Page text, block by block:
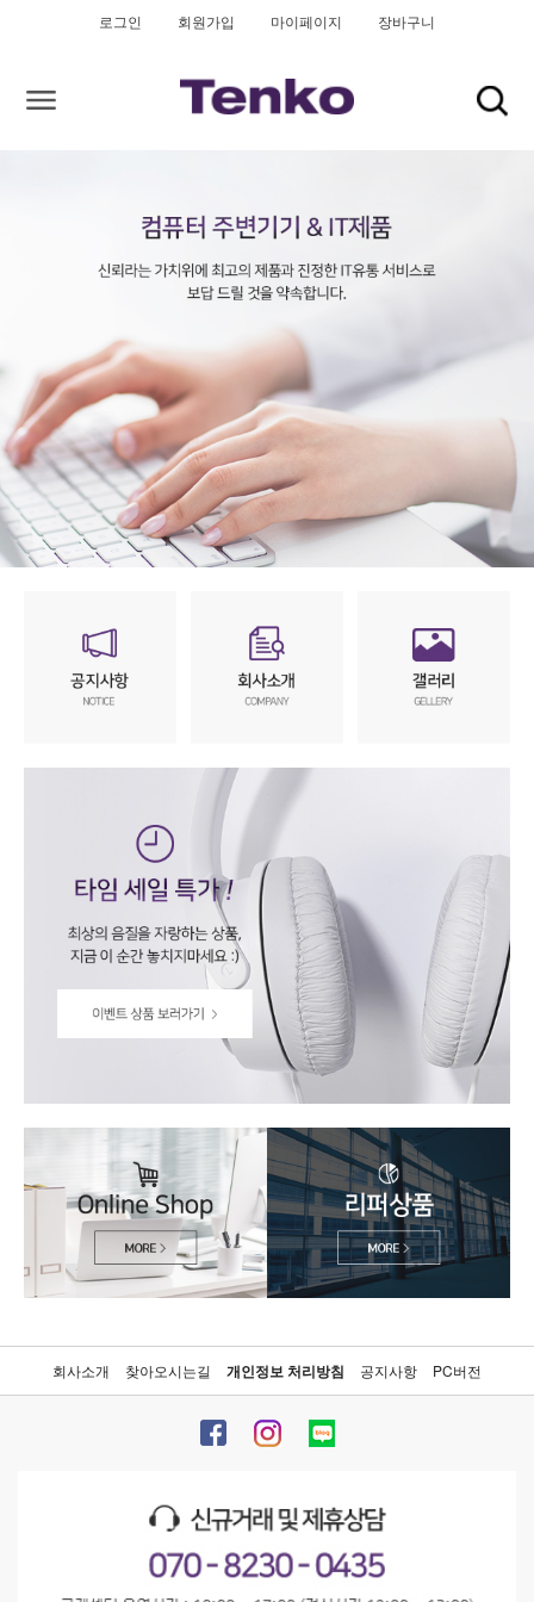
로그인 회원가입 마이페이지 장바구니
회사소개 찾아오시는길 개인정보 처리방침 공지사항 PC버전